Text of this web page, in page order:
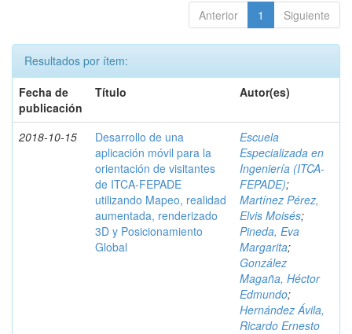
Anterior 1 Siguiente
Resultados por ítem:
Fecha de
publicación
Título Autor(es)
2018-10-15
Desarrollo de una
aplicación móvil para la
orientación de visitantes
de ITCA-FEPADE
utilizando Mapeo, realidad
aumentada, renderizado
3D y Posicionamiento
Global
Escuela
Especializada en
Ingeniería (ITCA-
FEPADE);
Martínez Pérez,
Elvis Moisés;
Pineda, Eva
Margarita;
González
Magaña, Héctor
Edmundo;
Hernández Ávila,
Ricardo Ernesto